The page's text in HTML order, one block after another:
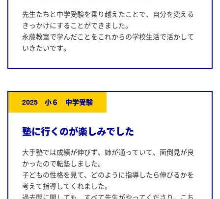
先生たちと中学受験を乗り越えたことで、自分を変える
きっかけにすることができました。
永藤教室で学んだことをこれからの学校生活で活かして
いきたいです。
2025 小６ 中学受験
塾に行くのが楽しみでした
大手塾では成績が伸びず、姉が通っていて、面倒見が良
かったので転塾しました。
子どもの性格を見て、どのように指導したら伸びるかを
考えて指導してくれました。
過去問に関しても、すべて先生がやってくださり、こち